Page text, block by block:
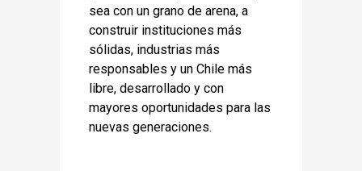
sea con un grano de arena, a
construir instituciones más
sólidas, industrias más
responsables y un Chile más
libre, desarrollado y con
mayores oportunidades para las
nuevas generaciones.